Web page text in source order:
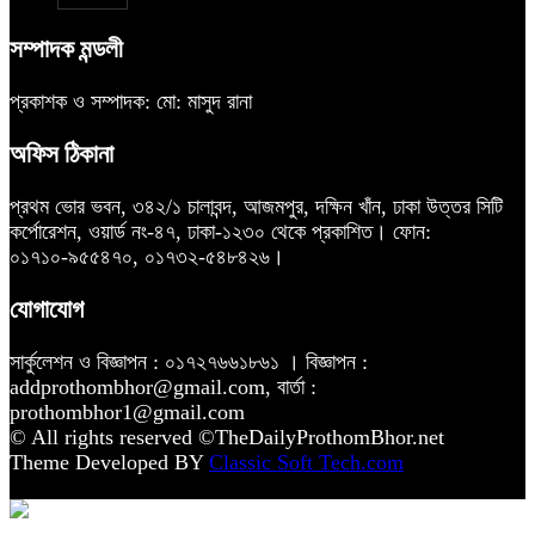
সম্পাদক মন্ডলী
প্রকাশক ও সম্পাদক: মো: মাসুদ রানা
অফিস ঠিকানা
প্রথম ভোর ভবন, ৩৪২/১ চালাবন্দ, আজমপুর, দক্ষিন খাঁন, ঢাকা উত্তর সিটি
কর্পোরেশন, ওয়ার্ড নং-৪৭, ঢাকা-১২৩০ থেকে প্রকাশিত। ফোন:
০১৭১০-৯৫৫৪৭০, ০১৭৩২-৫৪৮৪২৬।
যোগাযোগ
সার্কুলেশন ও বিজ্ঞাপন : ০১৭২৭৬৬১৮৬১ । বিজ্ঞাপন :
addprothombhor@gmail.com, বার্তা :
prothombhor1@gmail.com
© All rights reserved ©TheDailyProthomBhor.net
Theme Developed BY Classic Soft Tech.com